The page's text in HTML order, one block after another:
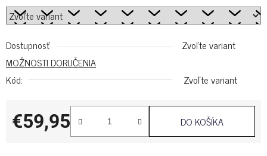
Dostupnosť
Zvoľte variant
MOŽNOSTI DORUČENIA
Kód:
Zvoľte variant
€59,95
Jednotková cena:
DO KOŠÍKA